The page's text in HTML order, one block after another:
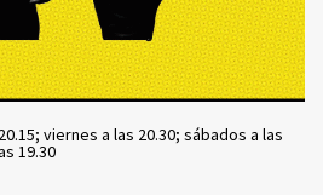
viernes a las 20.30; sábados a las
19.30